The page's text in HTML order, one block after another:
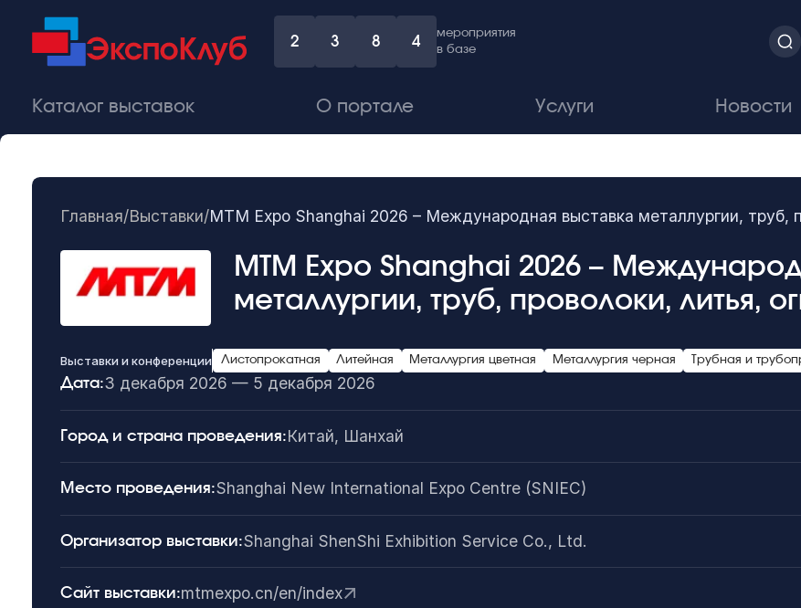
2 3 8 4
мероприятия
в базе
Каталог выставок О портале Услуги Новости
Главная/Выставки/MTM Expo Shanghai 2026 – Международная выставка металлургии, труб,
MTM Expo Shanghai 2026 –
металлургии, труб, проволоки, литья,
Выставки и конференции Листопрокатная Литейная Металлургия цветная Металлургия черная Трубная и
Дата:3 декабря 2026 — 5 декабря 2026
Город и страна проведения:Китай, Шанхай
Место проведения:Shanghai New International Expo Centre (SNIEC)
Организатор выставки:Shanghai ShenShi Exhibition Service Co., Ltd.
Сайт выставки:mtmexpo.cn/en/index